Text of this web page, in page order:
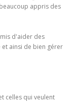
appris des
d'aider des
ainsi de bien gérer
celles qui veulent